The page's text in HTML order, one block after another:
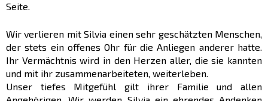
Seite.
Wir verlieren mit Silvia einen sehr geschätzten Menschen,
der stets ein offenes Ohr für die Anliegen anderer hatte.
Ihr Vermächtnis wird in den Herzen aller, die sie kannten
und mit ihr zusammenarbeiteten, weiterleben.
Unser tiefes Mitgefühl gilt ihrer Familie und allen